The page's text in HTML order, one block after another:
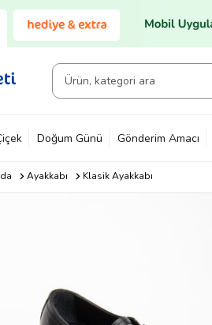
Doğum Günü Gönderim Amacı
Ayakkabı Klasik Ayakkabı